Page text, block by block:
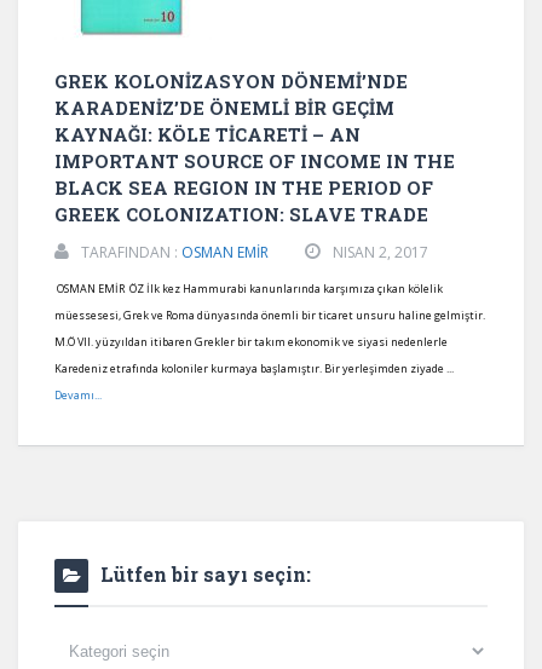
GREK KOLONİZASYON DÖNEMİ’NDE
KARADENİZ’DE ÖNEMLİ BİR GEÇİM
KAYNAĞI: KÖLE TİCARETİ – AN
IMPORTANT SOURCE OF INCOME IN THE
BLACK SEA REGION IN THE PERIOD OF
GREEK COLONIZATION: SLAVE TRADE
TARAFINDAN : OSMAN EMİR NISAN 2, 2017
OSMAN EMİR ÖZ İlk kez Hammurabi kanunlarında karşımıza çıkan kölelik
müessesesi, Grek ve Roma dünyasında önemli bir ticaret unsuru haline gelmiştir.
M.Ö VII. yüzyıldan itibaren Grekler bir takım ekonomik ve siyasi nedenlerle
Karedeniz etrafında koloniler kurmaya başlamıştır. Bir yerleşimden ziyade ...
Devamı...
Lütfen bir sayı seçin:
Lütfen